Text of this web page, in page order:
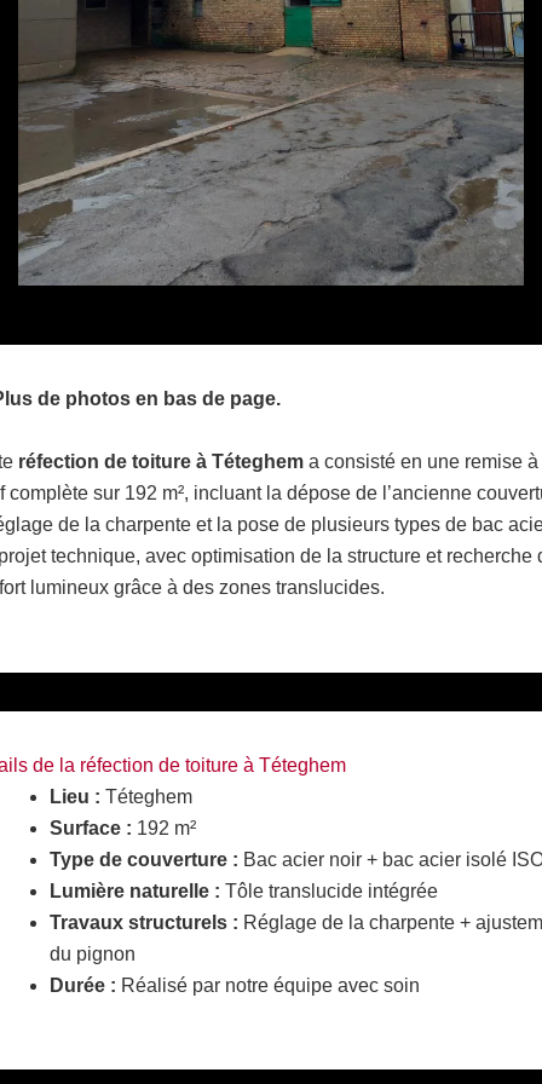
de photos en bas de page.
réfection de toiture à Téteghem a consisté en une remise à
complète sur 192 m², incluant la dépose de l’ancienne
de la charpente et la pose de plusieurs types de bac
technique, avec optimisation de la structure et recherche
lumineux grâce à des zones translucides.
de la réfection de toiture à Téteghem
Lieu : Téteghem
Surface : 192 m²
Type de couverture : Bac acier noir + bac acier isolé
Lumière naturelle : Tôle translucide intégrée
Travaux structurels : Réglage de la charpente +
du pignon
Durée : Réalisé par notre équipe avec soin